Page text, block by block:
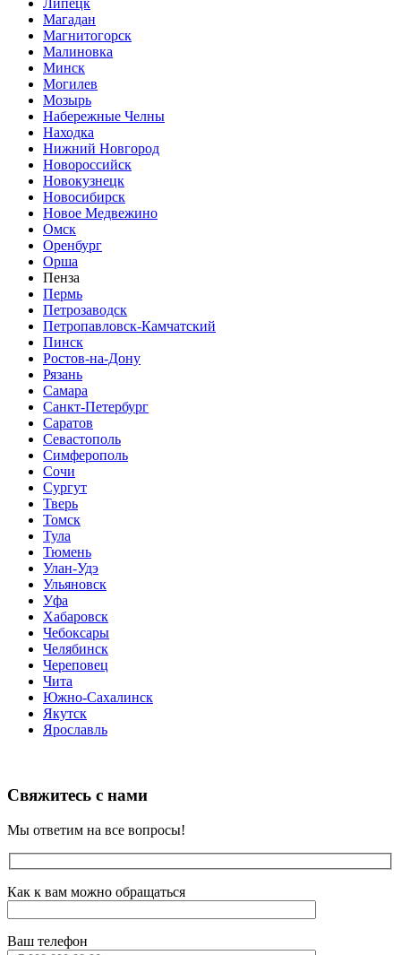
Липецк
Магадан
Магнитогорск
Малиновка
Минск
Могилев
Мозырь
Набережные Челны
Находка
Нижний Новгород
Новороссийск
Новокузнецк
Новосибирск
Новое Медвежино
Омск
Оренбург
Орша
Пенза
Пермь
Петрозаводск
Петропавловск-Камчатский
Пинск
Ростов-на-Дону
Рязань
Самара
Санкт-Петербург
Саратов
Севастополь
Симферополь
Сочи
Сургут
Тверь
Томск
Тула
Тюмень
Улан-Удэ
Ульяновск
Уфа
Хабаровск
Чебоксары
Челябинск
Череповец
Чита
Южно-Сахалинск
Якутск
Ярославль
Свяжитесь с нами
Мы ответим на все вопросы!
Как к вам можно обращаться
Ваш телефон